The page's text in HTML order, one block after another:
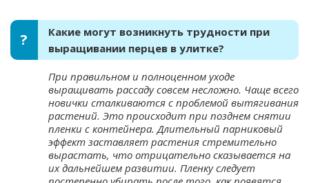
Какие могут возникнуть трудности при
выращивании перцев в улитке?
При правильном и полноценном уходе
выращивать рассаду совсем несложно. Чаще всего
новички сталкиваются с проблемой вытягивания
растений. Это происходит при позднем снятии
пленки с контейнера. Длительный парниковый
эффект заставляет растения стремительно
вырастать, что отрицательно сказывается на
их дальнейшем развитии. Пленку следует